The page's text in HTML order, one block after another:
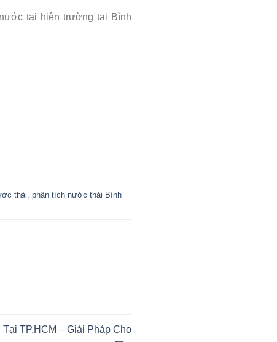
tại hiện trường tại Bình
thải, phân tích nước thải Bình
TP.HCM – Giải Pháp Cho